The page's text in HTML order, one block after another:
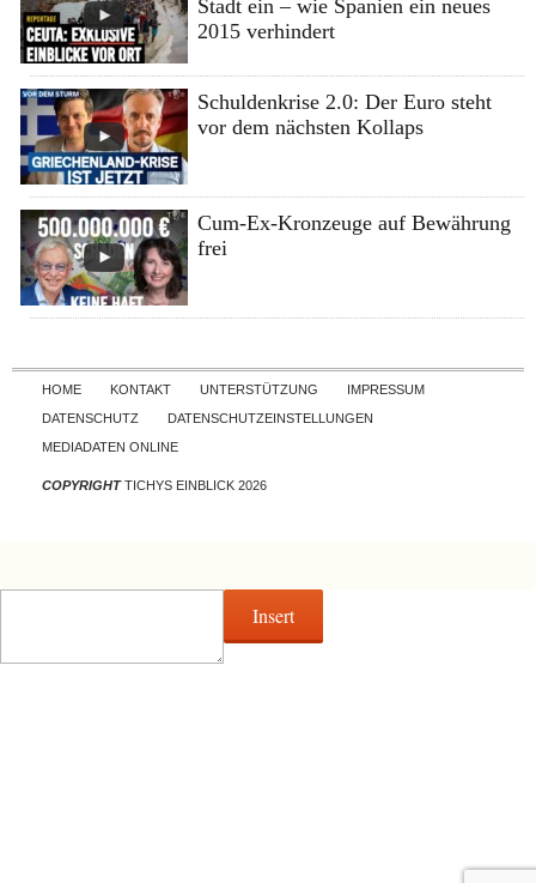
Stadt ein – wie Spanien ein neues
2015 verhindert
Schuldenkrise 2.0: Der Euro steht
vor dem nächsten Kollaps
Cum-Ex-Kronzeuge auf Bewährung
frei
Skip to content
HOME KONTAKT UNTERSTÜTZUNG
IMPRESSUM
DATENSCHUTZ
DATENSCHUTZEINSTELLUNGEN
MEDIADATEN ONLINE
COPYRIGHTTICHYS EINBLICK 2026
Insert